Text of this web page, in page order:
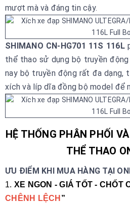
mượt mà và đáng tin cậy.
SHIMANO CN-HG701 11S 116L
thể thao sử dụng bộ truyền
nay bộ truyền động rất đa dạng,
xích và líp dĩa đồng bộ model để
HỆ THỐNG PHÂN PHỐI
THỂ THAO
ƯU ĐIỂM KHI MUA HÀNG TẠI
1. XE NGON - GIÁ TỐT - CHỐT
CHÊNH LỆCH ”